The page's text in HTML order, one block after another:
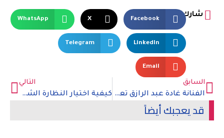
شارك
Facebook
X
WhatsApp
LinkedIn
Telegram
Email
السابق
الفنانة غادة عبد الرازق تعلن عن خبر طلاقها رسمياً
التالي
كيفية اختيار النظارة الشمسية المناسبة للوجه
قد يعجبك أيضاً